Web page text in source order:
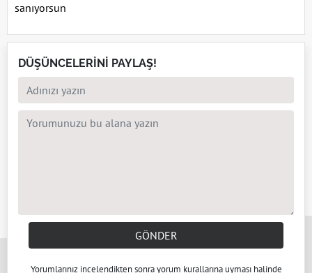
sanıyorsun
DÜŞÜNCELERİNİ PAYLAŞ!
GÖNDER
Yorumlarınız incelendikten sonrayorum kurallarına uyması halinde